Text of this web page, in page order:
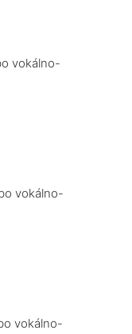
vokálno-
vokálno-
vokálno-